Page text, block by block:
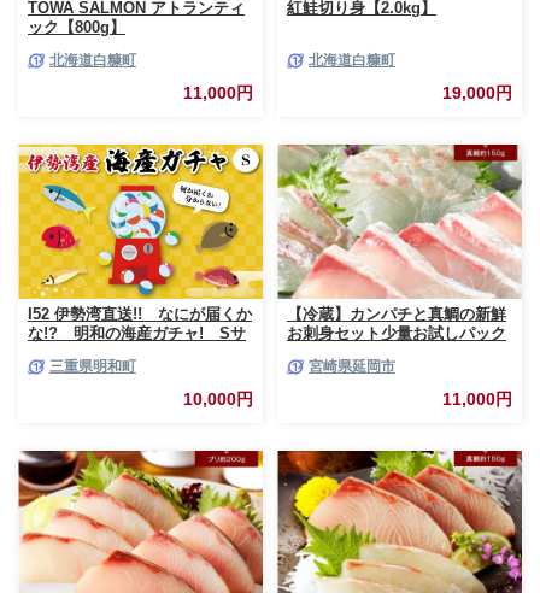
TOWA SALMON アトランティ
ック【800g】
北海道白糠町
11,000円
紅鮭切り身【2.0kg】
北海道白糠町
19,000円
I52 伊勢湾直送!! なにが届くか
な!? 明和の海産ガチャ! Sサ
三重県明和町
10,000円
【冷蔵】カンパチと真鯛の新鮮
お刺身セット少量お試しパック
宮崎県延岡市
11,000円